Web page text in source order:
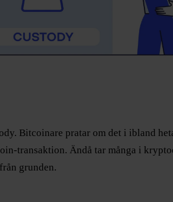
Bitcoinare pratar om det i ibland
transaktion. Ändå tar många i
grunden.